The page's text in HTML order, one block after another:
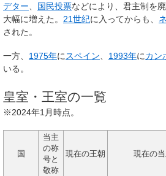
デター
国民投票などにより、君主制を
大幅に増えた。 21世紀に入ってからも、
された。
一方、 1975年に スペイン 1993年にカン
いる。
皇室・王室の一覧
※2024年1月時点。
国
当主
の称
号と
敬称
現在の王朝 現在の